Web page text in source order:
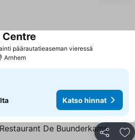
päärautatieaseman vieressä
Centre
Arnhem
Katso hinnat
Jaa